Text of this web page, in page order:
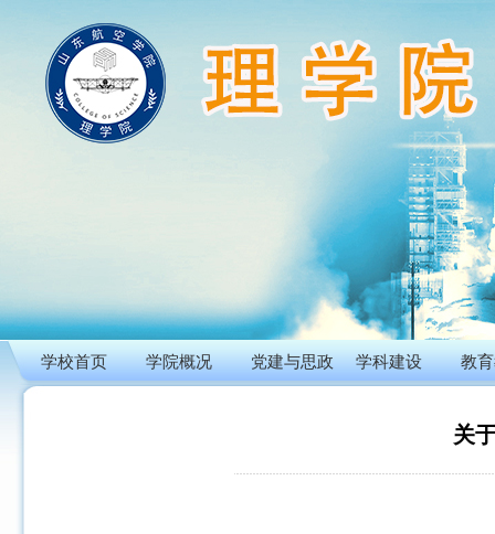
学校首页 学院概况 党建与思政 学科建设 教
关